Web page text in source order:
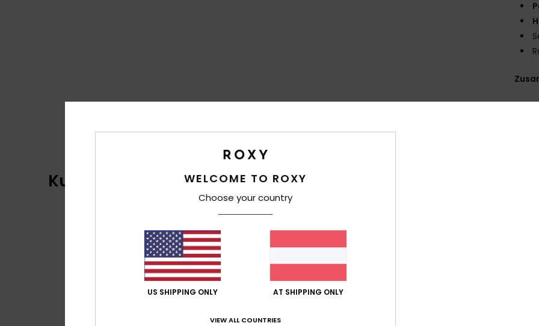
Kundenbewertungen
Durchschnittliche Bewertung
WELCOME TO ROXY
Choose your country
US SHIPPING ONLY AT SHIPPING ONLY
VIEW ALL COUNTRIES